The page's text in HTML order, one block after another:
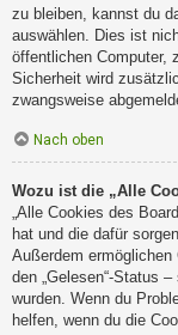
zu bleiben, kannst du
auswählen. Dies ist
öffentlichen Computer,
Sicherheit wird
zwangsweise
Nach oben
Wozu ist die „Alle
„Alle Cookies des
hat und die dafür
Außerdem
den „Gelesen“-Status
wurden. Wenn du
helfen, wenn du die